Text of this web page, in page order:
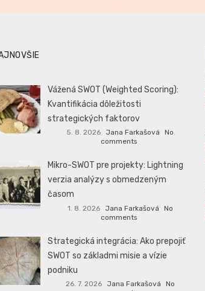
Vážená SWOT (Weighted Scoring):
Kvantifikácia dôležitosti
strategických faktorov
5. 8. 2026 Jana Farkašová
No
comments
Mikro-SWOT pre projekty: Lightning
verzia analýzy s obmedzeným
časom
1. 8. 2026 Jana Farkašová
No
comments
Strategická integrácia: Ako prepojiť
SWOT so základmi misie a vízie
podniku
26. 7. 2026 Jana Farkašová
No